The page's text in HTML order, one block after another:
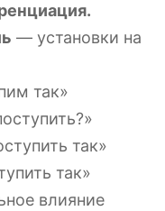
— установки на
так»
так»
так»
влияние